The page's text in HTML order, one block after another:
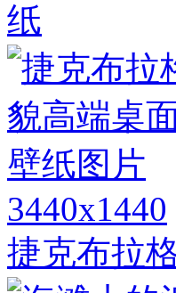
纸
3440x1440
捷克布拉